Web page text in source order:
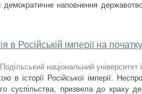
демократичне наповнення
Російській імперії на
національний університет
історії Російської імперії.
суспільства, призвела до краху